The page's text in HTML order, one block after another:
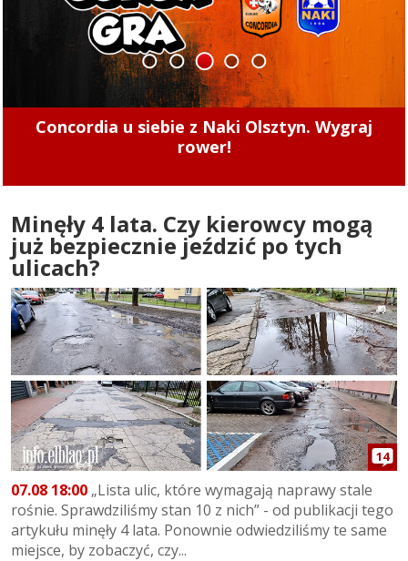
Concordia u siebie z Naki Olsztyn. Wygraj
rower!
1 2 3 4 5
Minęły 4 lata. Czy kierowcy mogą
już bezpiecznie jeździć po tych
ulicach?
14
07.08 18:00 „Lista ulic, które wymagają naprawy stale
rośnie. Sprawdziliśmy stan 10 z nich” - od publikacji tego
artykułu minęły 4 lata. Ponownie odwiedziliśmy te same
miejsce, by zobaczyć, czy...